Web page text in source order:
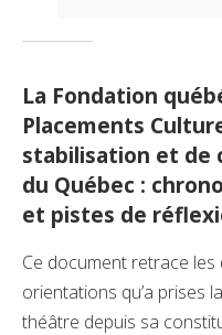
La Fondation
Placements
stabilisation et de
du Québec :
et pistes de
Ce document retrace
orientations qu’a prises
théâtre depuis sa